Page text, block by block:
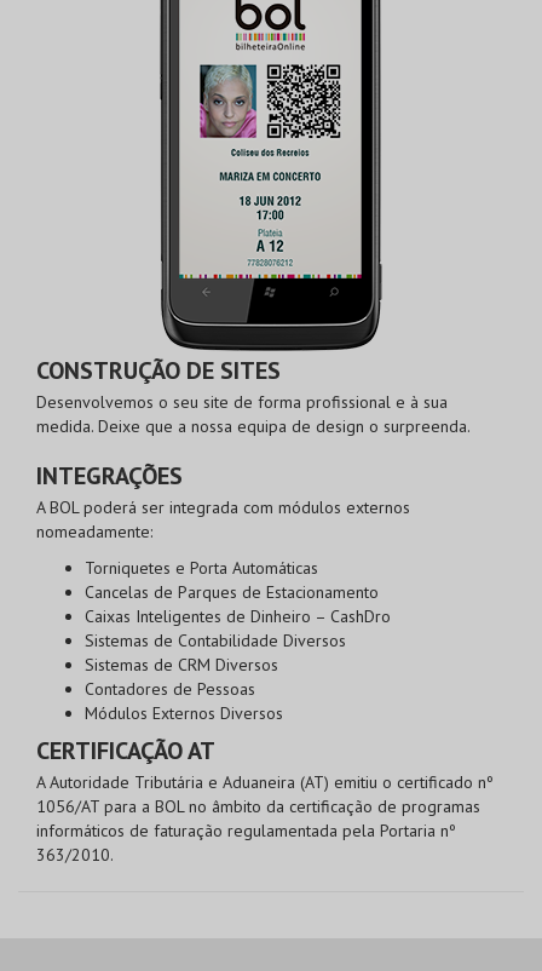
CONSTRUÇÃO DE SITES
Desenvolvemos o seu site de forma profissional e à sua
medida. Deixe que a nossa equipa de design o surpreenda.
INTEGRAÇÕES
A BOL poderá ser integrada com módulos externos
nomeadamente:
Torniquetes e Porta Automáticas
Cancelas de Parques de Estacionamento
Caixas Inteligentes de Dinheiro – CashDro
Sistemas de Contabilidade Diversos
Sistemas de CRM Diversos
Contadores de Pessoas
Módulos Externos Diversos
CERTIFICAÇÃO AT
A Autoridade Tributária e Aduaneira (AT) emitiu o certificado nº
1056/AT para a BOL no âmbito da certificação de programas
informáticos de faturação regulamentada pela Portaria nº
363/2010.